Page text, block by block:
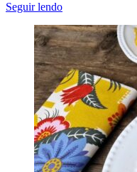
Seguir lendo